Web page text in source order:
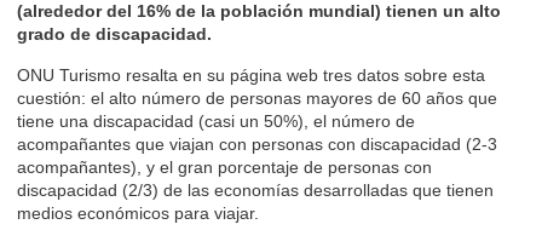
(alrededor del 16% de la población mundial) tienen un alto
grado de discapacidad.
ONU Turismo resalta en su página web tres datos sobre esta
cuestión: el alto número de personas mayores de 60 años que
tiene una discapacidad (casi un 50%), el número de
acompañantes que viajan con personas con discapacidad (2-3
acompañantes), y el gran porcentaje de personas con
discapacidad (2/3) de las economías desarrolladas que tienen
medios económicos para viajar.